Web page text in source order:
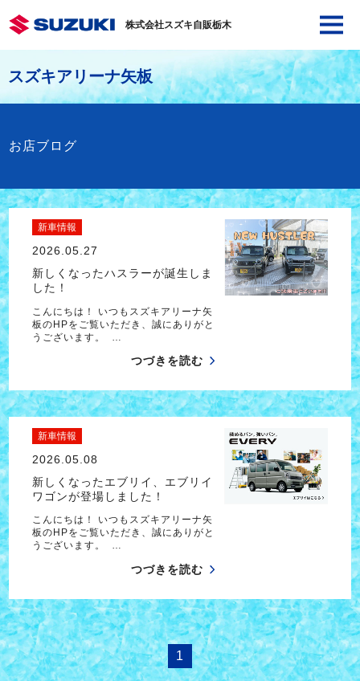
株式会社スズキ自販栃木
スズキアリーナ矢板
お店ブログ
新車情報
2026.05.27
新しくなったハスラーが誕生しま
した！
こんにちは！ いつもスズキアリーナ矢
板のHPをご覧いただき、誠にありがと
うございます。 …
つづきを読む
新車情報
2026.05.08
新しくなったエブリイ、エブリイ
ワゴンが登場しました！
こんにちは！ いつもスズキアリーナ矢
板のHPをご覧いただき、誠にありがと
うございます。 …
つづきを読む
1